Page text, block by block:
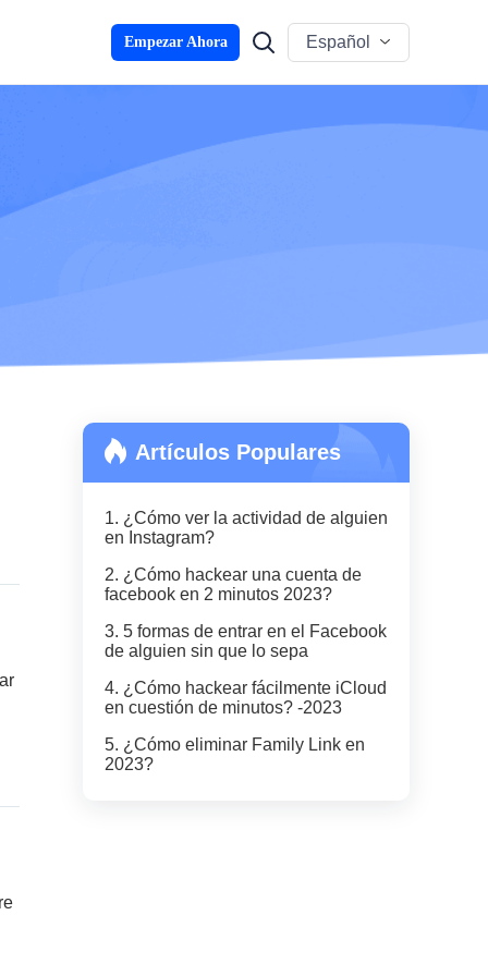
Empezar Ahora Español
Artículos Populares
1. ¿Cómo ver la actividad de alguien
en Instagram?
2. ¿Cómo hackear una cuenta de
facebook en 2 minutos 2023?
3. 5 formas de entrar en el Facebook
de alguien sin que lo sepa
4. ¿Cómo hackear fácilmente iCloud
en cuestión de minutos? -2023
5. ¿Cómo eliminar Family Link en
2023?